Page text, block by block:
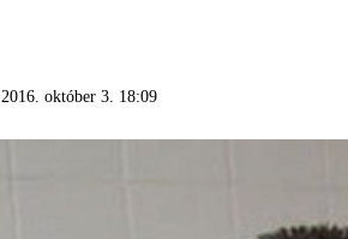
2016. október 3. 18:09